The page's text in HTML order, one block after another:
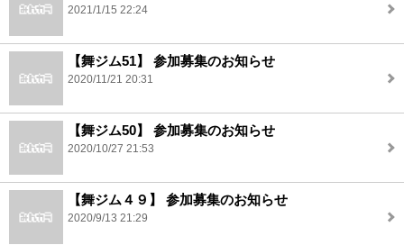
2021/1/15 22:24
【舞ジム51】 参加募集のお知らせ
2020/11/21 20:31
【舞ジム50】 参加募集のお知らせ
2020/10/27 21:53
【舞ジム４９】 参加募集のお知らせ
2020/9/13 21:29